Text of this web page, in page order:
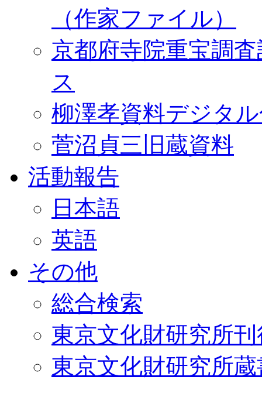
（作家ファイル）
京都府寺院重宝調
ス
柳澤孝資料デジタ
菅沼貞三旧蔵資料
活動報告
日本語
英語
その他
総合検索
東京文化財研究所
東京文化財研究所